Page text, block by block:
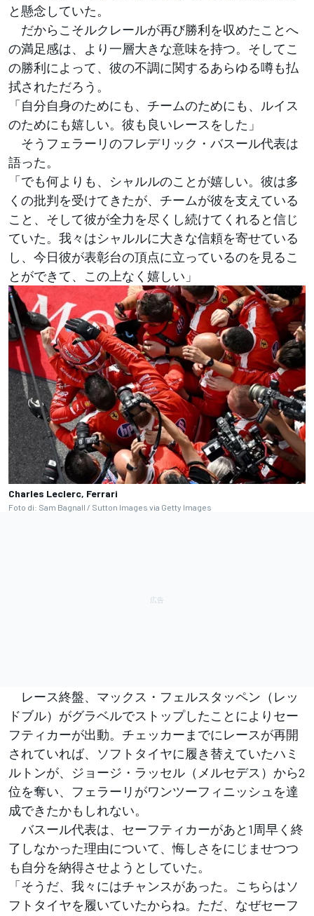
と懸念していた。
だからこそルクレールが再び勝利を収めたことへ
の満足感は、より一層大きな意味を持つ。そしてこ
の勝利によって、彼の不調に関するあらゆる噂も払
拭されただろう。
「自分自身のためにも、チームのためにも、ルイス
のためにも嬉しい。彼も良いレースをした」
そうフェラーリのフレデリック・バスール代表は
語った。
「でも何よりも、シャルルのことが嬉しい。彼は多
くの批判を受けてきたが、チームが彼を支えている
こと、そして彼が全力を尽くし続けてくれると信じ
ていた。我々はシャルルに大きな信頼を寄せている
し、今日彼が表彰台の頂点に立っているのを見るこ
とができて、この上なく嬉しい」
Charles Leclerc, Ferrari
Foto di: Sam Bagnall / Sutton Images via Getty Images
レース終盤、マックス・フェルスタッペン（レッ
ドブル）がグラベルでストップしたことによりセー
フティカーが出動。チェッカーまでにレースが再開
されていれば、ソフトタイヤに履き替えていたハミ
ルトンが、ジョージ・ラッセル（メルセデス）から2
位を奪い、フェラーリがワンツーフィニッシュを達
成できたかもしれない。
バスール代表は、セーフティカーがあと1周早く終
了しなかった理由について、悔しさをにじませつつ
も自分を納得させようとしていた。
「そうだ、我々にはチャンスがあった。こちらはソ
フトタイヤを履いていたからね。ただ、なぜセーフ